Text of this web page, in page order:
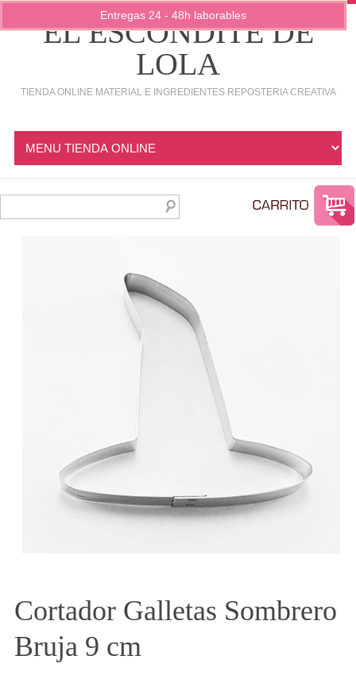
EL ESCONDITE DE
LOLA
TIENDA ONLINE MATERIAL E INGREDIENTES REPOSTERIA CREATIVA
Cortador Galletas Sombrero
Bruja 9 cm
Entregas 24 - 48h laborables